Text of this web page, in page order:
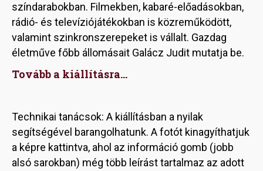
színdarabokban. Filmekben, kabaré-előadásokban,
rádió- és televíziójátékokban is közreműködött,
valamint szinkronszerepeket is vállalt. Gazdag
életműve főbb állomásait Galácz Judit mutatja be.
Tovább a kiállításra...
Technikai tanácsok: A kiállításban a nyilak
segítségével barangolhatunk. A fotót kinagyíthatjuk
a képre kattintva, ahol az információ gomb (jobb
alsó sarokban) még több leírást tartalmaz az adott